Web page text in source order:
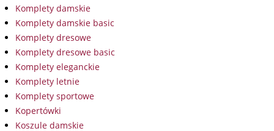
Komplety damskie
Komplety damskie basic
Komplety dresowe
Komplety dresowe basic
Komplety eleganckie
Komplety letnie
Komplety sportowe
Kopertówki
Koszule damskie